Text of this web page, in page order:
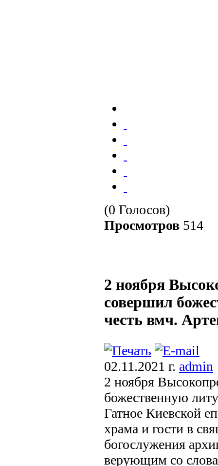
(0 Голосов)
Просмотров 514
2 ноября
совершил
честь вмч.
02.11.2021 г. admin
2 ноября
божественную
Гатное Киевской
храма и гости в
богослужения
верующим со